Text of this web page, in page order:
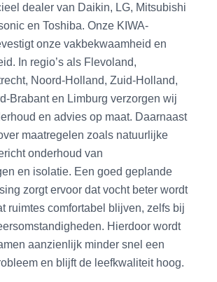
dealer van Daikin, LG, Mitsubishi
en Toshiba. Onze KIWA-
onze vakbekwaamheid en
In regio’s als Flevoland,
Noord-Holland, Zuid-Holland,
Brabant en Limburg verzorgen wij
en advies op maat. Daarnaast
maatregelen zoals natuurlijke
onderhoud van
en isolatie. Een goed geplande
zorgt ervoor dat vocht beter wordt
ruimtes comfortabel blijven, zelfs bij
Hierdoor wordt
aanzienlijk minder snel een
en blijft de leefkwaliteit hoog.